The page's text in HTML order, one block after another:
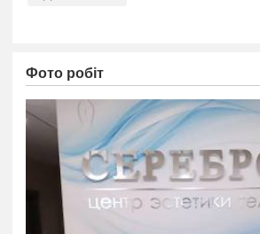
Фото робіт